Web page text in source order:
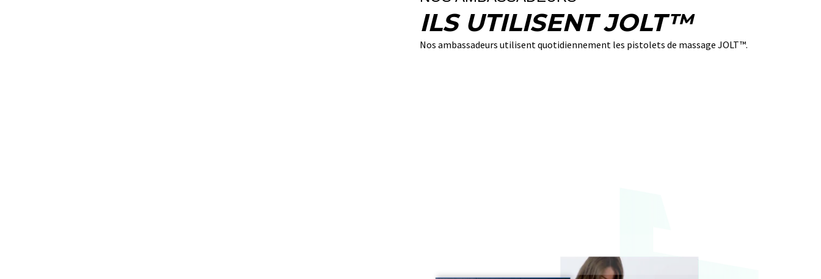
ILS UTILISENT JOLT™
Nos ambassadeurs utilisent quotidiennement les pistolets de massage JOLT™.